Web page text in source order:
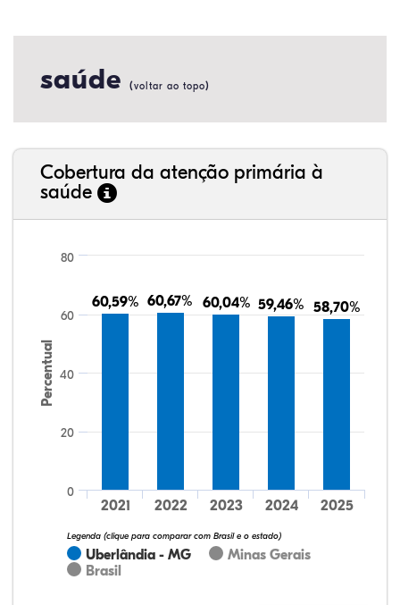
saúde (voltar ao topo)
Cobertura da atenção primária à
saúde
Percentual
60,59%
60,59% 60,67%
60,67% 60,04%
60,04% 59,46%
59,46% 58,70%
58,70%
Uberlândia - MG
Minas Gerais
Brasil
Legenda (clique para comparar com Brasil e o estado)
2021 2022 2023 2024 2025
0
20
40
60
80